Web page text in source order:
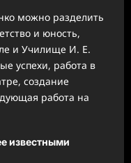
можно разделить
и юность,
и Училище И. Е.
успехи, работа в
создание
работа на
известными